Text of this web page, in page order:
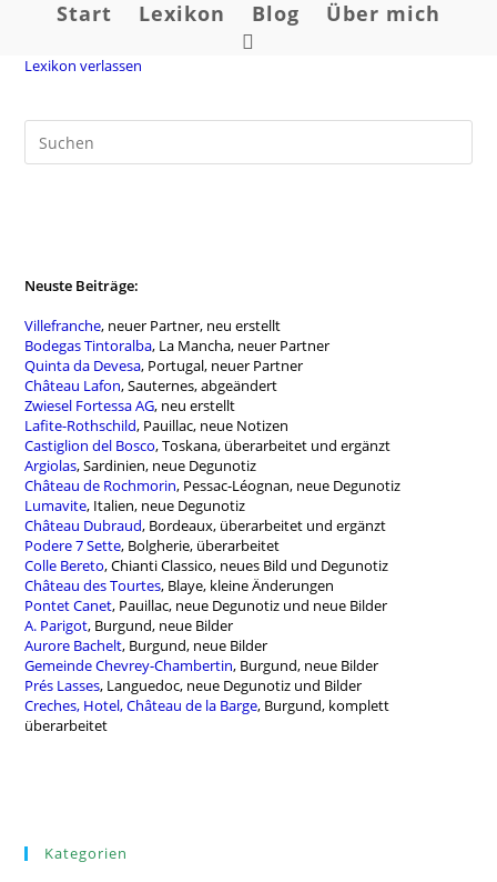
Start Lexikon Blog Über mich
Website-
Lexikon verlassen
Neuste Beiträge:
Villefranche, neuer Partner, neu erstellt
Bodegas Tintoralba, La Mancha, neuer Partner
Quinta da Devesa, Portugal, neuer Partner
Château Lafon, Sauternes, abgeändert
Zwiesel Fortessa AG, neu erstellt
Lafite-Rothschild, Pauillac, neue Notizen
Castiglion del Bosco, Toskana, überarbeitet und ergänzt
Argiolas, Sardinien, neue Degunotiz
Château de Rochmorin, Pessac-Léognan, neue Degunotiz
Lumavite, Italien, neue Degunotiz
Château Dubraud, Bordeaux, überarbeitet und ergänzt
Podere 7 Sette, Bolgherie, überarbeitet
Colle Bereto, Chianti Classico, neues Bild und Degunotiz
Château des Tourtes, Blaye, kleine Änderungen
Pontet Canet, Pauillac, neue Degunotiz und neue Bilder
A. Parigot, Burgund, neue Bilder
Aurore Bachelt, Burgund, neue Bilder
Gemeinde Chevrey-Chambertin, Burgund, neue Bilder
Prés Lasses, Languedoc, neue Degunotiz und Bilder
Creches, Hotel, Château de la Barge, Burgund, komplett
überarbeitet
Kategorien